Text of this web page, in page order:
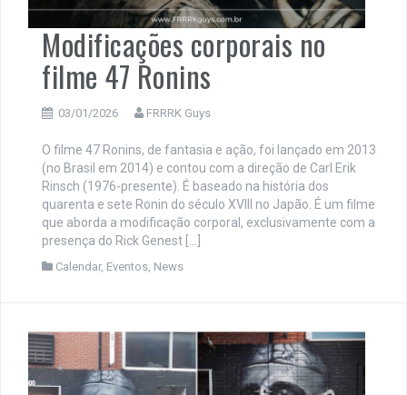
Modificações corporais no
filme 47 Ronins
03/01/2026 FRRRK Guys
O filme 47 Ronins, de fantasia e ação, foi lançado em 2013
(no Brasil em 2014) e contou com a direção de Carl Erik
Rinsch (1976-presente). É baseado na história dos
quarenta e sete Ronin do século XVIII no Japão. É um filme
que aborda a modificação corporal, exclusivamente com a
presença do Rick Genest […]
Calendar, Eventos, News